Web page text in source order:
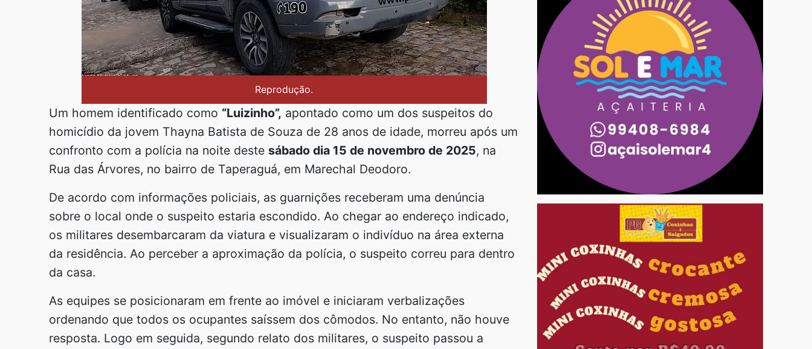
Reprodução.
Um homem identificado como “Luizinho”, apontado como um dos suspeitos do
homicídio da jovem Thayna Batista de Souza de 28 anos de idade, morreu após um
confronto com a polícia na noite deste sábado dia 15 de novembro de 2025, na
Rua das Árvores, no bairro de Taperaguá, em Marechal Deodoro.
De acordo com informações policiais, as guarnições receberam uma denúncia
sobre o local onde o suspeito estaria escondido. Ao chegar ao endereço indicado,
os militares desembarcaram da viatura e visualizaram o indivíduo na área externa
da residência. Ao perceber a aproximação da polícia, o suspeito correu para dentro
da casa.
As equipes se posicionaram em frente ao imóvel e iniciaram verbalizações
ordenando que todos os ocupantes saíssem dos cômodos. No entanto, não houve
resposta. Logo em seguida, segundo relato dos militares, o suspeito passou a